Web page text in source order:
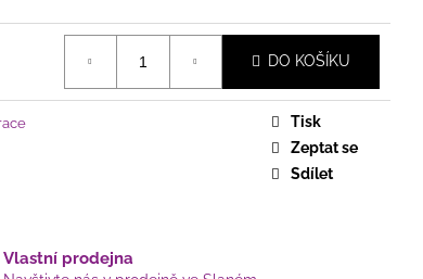
DO KOŠÍKU
Tisk
Zeptat se
Sdílet
Vlastní prodejna